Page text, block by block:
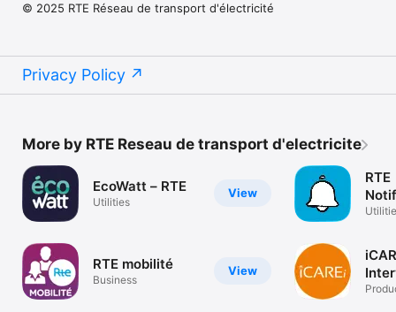
© 2025 RTE Réseau de transport d'électricité
Privacy Policy
More by RTE Reseau de transport d'electricite
View
EcoWatt – RTE
Utilities
View
RTE mobilité
Business
RTE